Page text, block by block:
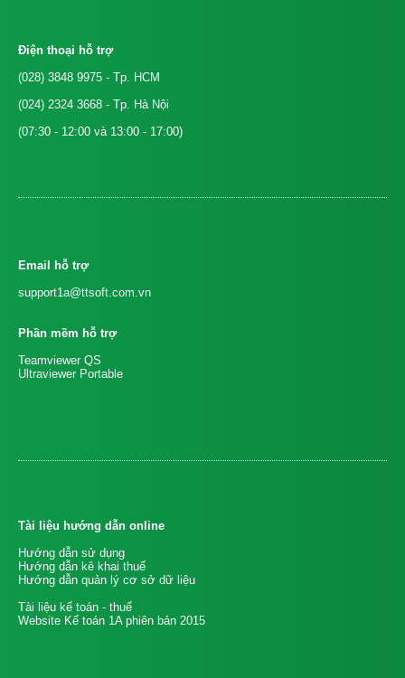
Điện thoại hỗ trợ
(028) 3848 9975 - Tp. HCM
(024) 2324 3668 - Tp. Hà Nội
(07:30 - 12:00 và 13:00 - 17:00)
Email hỗ trợ
support1a@ttsoft.com.vn
Phần mềm hỗ trợ
Teamviewer QS
Ultraviewer Portable
Tài liệu hướng dẫn online
Hướng dẫn sử dụng
Hướng dẫn kê khai thuế
Hướng dẫn quản lý cơ sở dữ liệu
Tài liệu kế toán - thuế
Website Kế toán 1A phiên bản 2015